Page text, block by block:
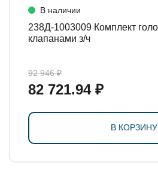
В наличии
238Д-1003009 Комплект головки цилиндров с
клапанами з/ч
92 946 ₽
82 721.94 ₽
В КОРЗИНУ